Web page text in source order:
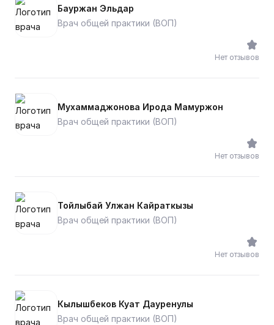
Бауржан Эльдар
Врач общей практики (ВОП)
Нет отзывов
Мухаммаджонова Ирода Мамуржон
Врач общей практики (ВОП)
Нет отзывов
Тойлыбай Улжан Кайраткызы
Врач общей практики (ВОП)
Нет отзывов
Кылышбеков Куат Дауренулы
Врач общей практики (ВОП)